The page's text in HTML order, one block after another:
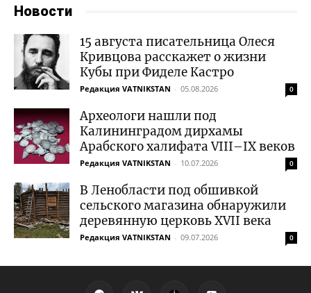
Новости
15 августа писательница Олеся
Кривцова расскажет о жизни
Кубы при Фиделе Кастро
Редакция VATNIKSTAN - 05.08.2026 0
Археологи нашли под
Калининградом дирхамы
Арабского халифата VIII–IX веков
Редакция VATNIKSTAN - 10.07.2026 0
В Ленобласти под обшивкой
сельского магазина обнаружили
деревянную церковь XVII века
Редакция VATNIKSTAN - 09.07.2026 0